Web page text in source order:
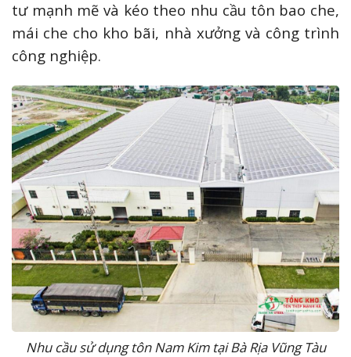
tư mạnh mẽ và kéo theo nhu cầu tôn bao che,
mái che cho kho bãi, nhà xưởng và công trình
công nghiệp.
Nhu cầu sử dụng tôn Nam Kim tại Bà Rịa Vũng Tàu